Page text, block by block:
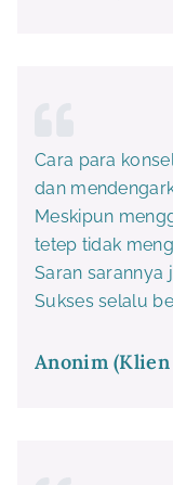
Cara para
dan
Meskipun
tetep tidak
Saran sarannya
Sukses selalu
Anonim